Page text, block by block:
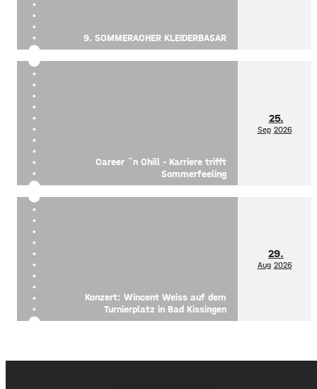
9. SOMMERACHER KLEIDERBASAR
Career ´n Chill - Karriere trifft
Sommerfeeling
25.
Sep 2026
Konzert: Wincent Weiss auf dem
Turnierplatz in Bad Kissingen
29.
Aug 2026